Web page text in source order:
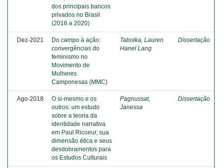
dos principais bancos
privados no Brasil
(2016 a 2020)
Dez-2021
Do campo à ação:
convergências do
feminismo no
Movimento de
Mulheres
Camponesas (MMC)
Tabolka, Lauren
Hanel Lang
Dissertação
Ago-2018
O si-mesmo e os
outros: um estudo
sobre a teoria da
identidade narrativa
em Paul Ricoeur, sua
dimensão ética e seus
desdobramentos para
os Estudos Culturais
Pagnussat,
Janessa
Dissertação